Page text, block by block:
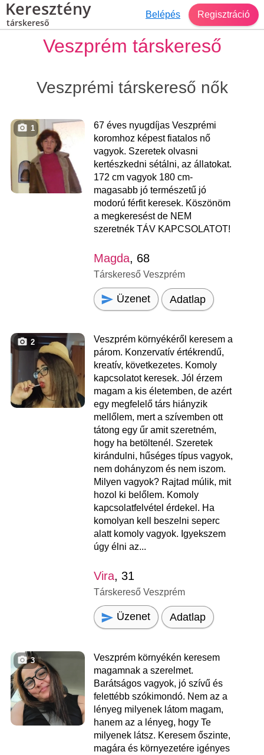
Keresztény
társkereső
Belépés Regisztráció
Veszprém társkereső
Veszprémi társkereső nők
1
67 éves nyugdíjas Veszprémi
koromhoz képest fiatalos nő
vagyok. Szeretek olvasni
kertészkedni sétálni, az állatokat.
172 cm vagyok 180 cm-
magasabb jó természetű jó
modorú férfit keresek. Köszönöm
a megkeresést de NEM
szeretnék TÁV KAPCSOLATOT!
Magda, 68
Társkereső Veszprém
Üzenet Adatlap
2
Veszprém környékéről keresem a
párom. Konzervatív értékrendű,
kreatív, következetes. Komoly
kapcsolatot keresek. Jól érzem
magam a kis életemben, de azért
egy megfelelő társ hiányzik
mellőlem, mert a szívemben ott
tátong egy űr amit szeretném,
hogy ha betöltenél. Szeretek
kirándulni, hűséges típus vagyok,
nem dohányzom és nem iszom.
Milyen vagyok? Rajtad múlik, mit
hozol ki belőlem. Komoly
kapcsolatfelvétel érdekel. Ha
komolyan kell beszelni seperc
alatt komoly vagyok. Igyekszem
úgy élni az...
Vira, 31
Társkereső Veszprém
Üzenet Adatlap
3
Veszprém környékén keresem
magamnak a szerelmet.
Barátságos vagyok, jó szívű és
felettébb szókimondó. Nem az a
lényeg milyenek látom magam,
hanem az a lényeg, hogy Te
milyenek látsz. Keresem őszinte,
magára és környezetére igényes